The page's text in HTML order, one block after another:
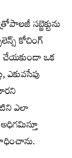
సబ్జెక్టును
కోచింగ్‌
చేయకుండా ఒక
ఎలా